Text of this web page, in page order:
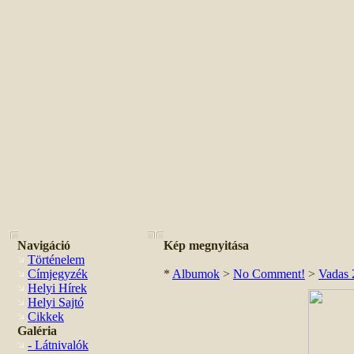
Navigáció
Történelem
Címjegyzék
Helyi Hírek
Helyi Sajtó
Cikkek
Galéria
- Látnivalók
Kép megnyitása
* Albumok > No Comment! > Vadas